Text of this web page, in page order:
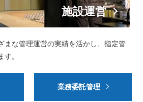
施設運営
まな管理運営の実績を活かし、指定管
。
業務委託管理